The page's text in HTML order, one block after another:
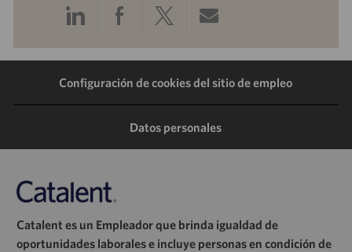
Compartir
a
través
Compartir
a
través
de
Compartir
a
través
de
Compartir
por
correo
electrónico
Configuración de cookies del sitio de empleo
Datos personales
Catalent es un Empleador que brinda igualdad de
oportunidades laborales e incluye personas en condición de